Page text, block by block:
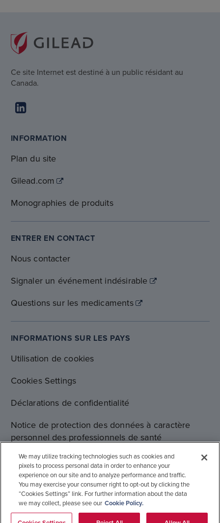
Ce site Internet est destiné à un public résidant au
Canada.
INFORMATION
Plan du site
Gilead.com
Monographies de produits
ENTRER EN CONTACT
Nous contacter
Signaler un événement indésirable
Questions sur les medicaments
INFORMATIONS SUR LES PAYS
Utilisation de cookies
Cookies Settings
Déclarations de confidentialité
Notice de protection des données à caractère
personnel des professionnels de santé
Charte d’usage des médias sociaux
Conditions d'utilisation
© 2019-2026 Gilead Sciences. Tous droits réservés.
We may utilize tracking technologies such as cookies and
pixels to process personal data in order to enhance your
experience on our site and to analyze performance and traffic.
You may exercise your consumer right to opt-out by clicking the
“Cookies Settings” link. For further information about the data
we may collect, please see our Cookie Policy.